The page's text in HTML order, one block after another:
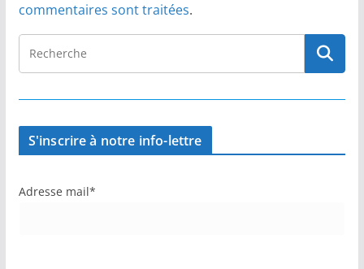
commentaires sont traitées.
S'inscrire à notre info-lettre
Adresse mail*